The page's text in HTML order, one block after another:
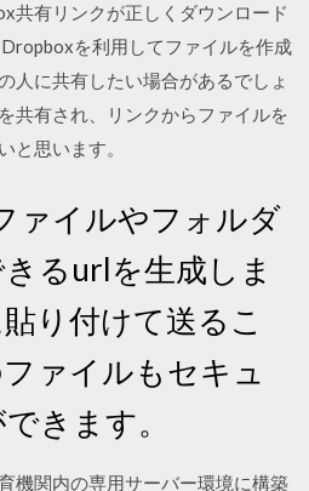
共有リンクが正しくダウンロード
を利用してファイルを作成
人に共有したい場合があるでしょ
共有され、リンクからファイルを
と思います。
ァイルやフォルダ
るurlを生成しま
り付けて送るこ
ァイルもセキュ
きます。
機関内の専用サーバー環境に構築